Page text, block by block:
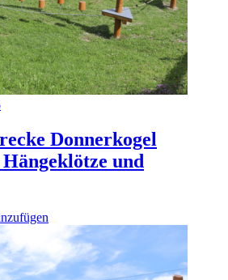
Donnerkogel
und